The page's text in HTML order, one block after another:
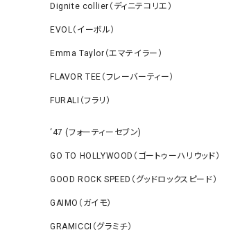
Dignite collier（ディニテコリエ）
EVOL（イーボル）
Emma Taylor（エマテイラー）
FLAVOR TEE（フレーバーティー）
FURALI（フラリ）
‘47 (フォーティーセブン)
GO TO HOLLYWOOD（ゴートゥーハリウッド）
GOOD ROCK SPEED（グッドロックスピード）
GAIMO（ガイモ）
GRAMICCI（グラミチ）